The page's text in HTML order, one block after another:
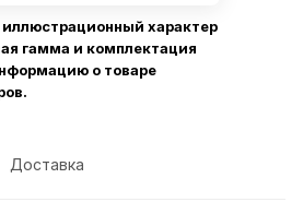
характер
гамма и комплектация
о товаре
Доставка